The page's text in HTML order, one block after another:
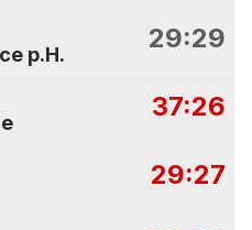
p.H.
29:29
37:26
29:27